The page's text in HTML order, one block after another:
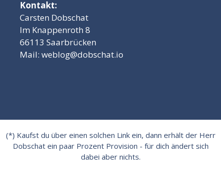
Kontakt:
Carsten Dobschat
Im Knappenroth 8
66113 Saarbrücken
Mail: weblog@dobschat.io
(*) Kaufst du über einen solchen Link ein, dann erhält der Herr
Dobschat ein paar Prozent Provision - für dich ändert sich
dabei aber nichts.